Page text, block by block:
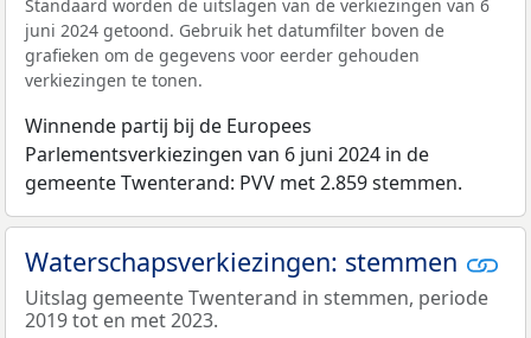
Standaard worden de uitslagen van de verkiezingen van 6
juni 2024 getoond. Gebruik het datumfilter boven de
grafieken om de gegevens voor eerder gehouden
verkiezingen te tonen.
Winnende partij bij de Europees
Parlementsverkiezingen van 6 juni 2024 in de
gemeente Twenterand: PVV met 2.859 stemmen.
Waterschapsverkiezingen: stemmen
Uitslag gemeente Twenterand in stemmen, periode
2019 tot en met 2023.